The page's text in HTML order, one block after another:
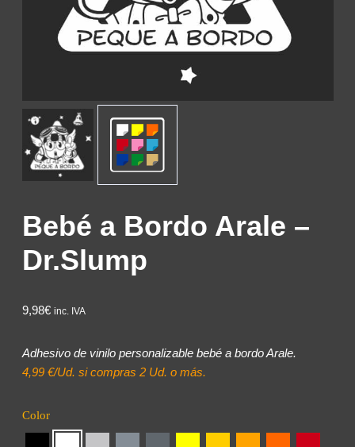
Bebé a Bordo Arale –
Dr.Slump
9,98€ inc. IVA
Adhesivo de vinilo personalizable bebé a bordo Arale.
4,99 €/Ud. si compras 2 Ud. o más.
Color